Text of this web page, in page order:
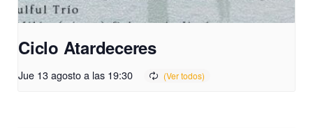
Ciclo Atardeceres
Jue 13 agosto a las 19:30